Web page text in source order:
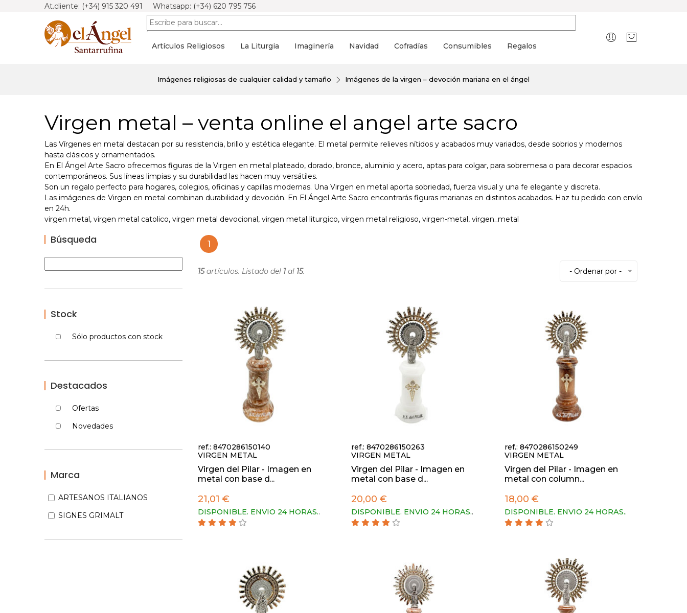
At.cliente: (+34) 915 320 491 Whatsapp: (+34) 620 795 756
Artículos Religiosos La Liturgia Imaginería Navidad Cofradías Consumibles Regalos
Imágenes religiosas de cualquier calidad y tamaño Imágenes de la virgen – devoción mariana en el ángel
Virgen metal – venta online el angel arte sacro
Las Vírgenes en metal destacan por su resistencia, brillo y estética elegante. El metal permite relieves nítidos y acabados muy variados, desde sobrios y modernos
hasta clásicos y ornamentados.
En El Ángel Arte Sacro ofrecemos figuras de la Virgen en metal plateado, dorado, bronce, aluminio y acero, aptas para colgar, para sobremesa o para decorar espacios
contemporáneos. Sus líneas limpias y su durabilidad las hacen muy versátiles.
Son un regalo perfecto para hogares, colegios, oficinas y capillas modernas. Una Virgen en metal aporta sobriedad, fuerza visual y una fe elegante y discreta.
Las imágenes de Virgen en metal combinan durabilidad y devoción. En El Ángel Arte Sacro encontrarás figuras marianas en distintos acabados. Haz tu pedido con envío
en 24h.
virgen metal, virgen metal catolico, virgen metal devocional, virgen metal liturgico, virgen metal religioso, virgen-metal, virgen_metal
Búsqueda
Stock
Sólo productos con stock
Destacados
Ofertas
Novedades
Marca
ARTESANOS ITALIANOS
SIGNES GRIMALT
1
15artículos. Listado del 1 al 15. - Ordenar por -
ref.: 8470286150140
VIRGEN METAL
Virgen del Pilar - Imagen en
metal con base d...
21,01 €
DISPONIBLE. ENVIO 24 HORAS..
ref.: 8470286150263
VIRGEN METAL
Virgen del Pilar - Imagen en
metal con base d...
20,00 €
DISPONIBLE. ENVIO 24 HORAS..
ref.: 8470286150249
VIRGEN METAL
Virgen del Pilar - Imagen en
metal con column...
18,00 €
DISPONIBLE. ENVIO 24 HORAS..